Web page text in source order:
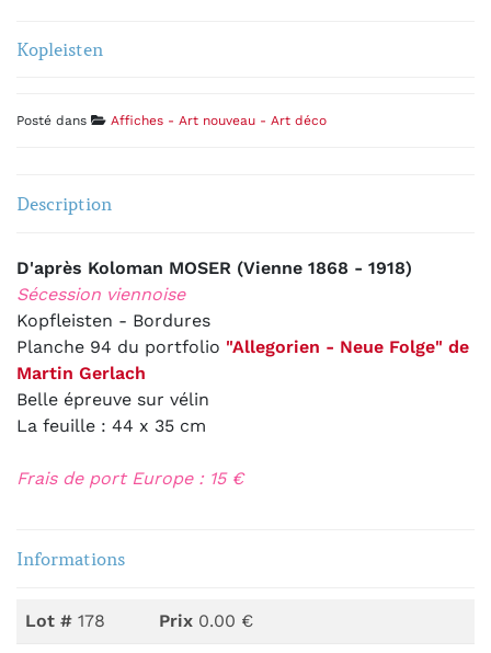
Kopleisten
Posté dans Affiches - Art nouveau - Art déco
Description
D'après Koloman MOSER (Vienne 1868 - 1918)
Sécession viennoise
Kopfleisten - Bordures
Planche 94 du portfolio "Allegorien - Neue Folge" de
Martin Gerlach
Belle épreuve sur vélin
La feuille : 44 x 35 cm
Frais de port Europe : 15 €
Informations
Lot # 178 Prix 0.00 €